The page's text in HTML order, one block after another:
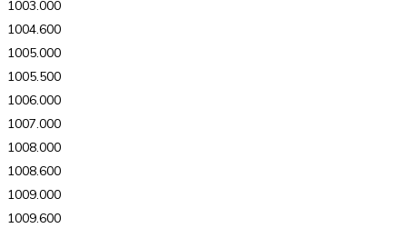
1003.000
1004.600
1005.000
1005.500
1006.000
1007.000
1008.000
1008.600
1009.000
1009.600